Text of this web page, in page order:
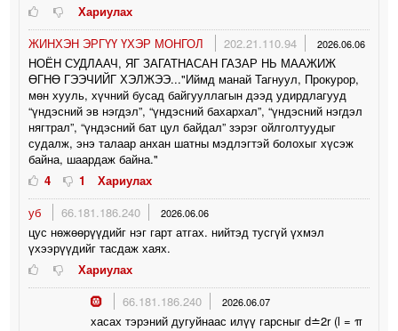
Хариулах
ЖИНХЭН ЭРГҮҮ ҮХЭР МОНГОЛ
202.21.110.94 2026.06.06
НОЁН СУДЛААЧ, ЯГ ЗАГАТНАСАН ГАЗАР НЬ МААЖИЖ
ӨГНӨ ГЭЭЧИЙГ ХЭЛЖЭЭ..."Иймд манай Тагнуул, Прокурор,
мөн хууль, хүчний бусад байгууллагын дээд удирдлагууд
“үндэсний эв нэгдэл”, “үндэсний бахархал”, “үндэсний нэгдэл
нягтрал”, “үндэсний бат цул байдал” зэрэг ойлголтуудыг
судалж, энэ талаар анхан шатны мэдлэгтэй болохыг хүсэж
байна, шаардаж байна."
4
1
Хариулах
уб
66.181.186.240 2026.06.06
цус нөжөөрүүдийг нэг гарт атгах. нийтэд тусгүй үхмэл
үхээрүүдийг тасдаж хаях.
Хариулах
🛞
66.181.186.240 2026.06.07
хасах тэрэний дугуйнаас илүү гарсныг d≐2r (l = π